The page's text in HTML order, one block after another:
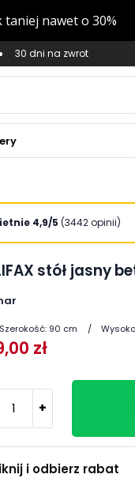
30 dni na zwrot
4,9/5 (3442 opinii)
stół jasny
Szerokość: 90 cm
zł
+
i odbierz rabat